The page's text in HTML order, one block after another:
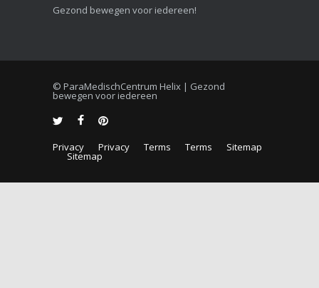
Gezond bewegen voor iedereen!
© ParaMedischCentrum Helix | Gezond
bewegen voor iedereen
Privacy Privacy Terms Terms Sitemap
Sitemap